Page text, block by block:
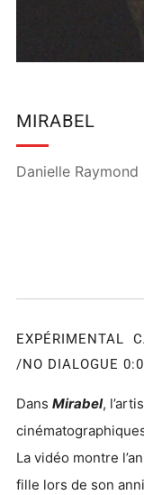
MIRABEL
Danielle Raymond
EXPÉRIMENTAL
/NO DIALOGUE
Dans Mirabel,
La vidéo montre
fille lors de son